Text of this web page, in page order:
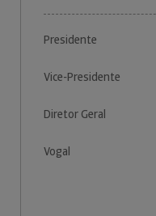
Presidente
Vice-Presidente
Diretor Geral
Vogal